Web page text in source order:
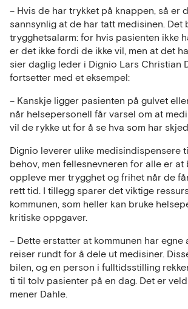
– Hvis de har trykket på knappen, så er
sannsynlig at de har tatt medisinen. Det
trygghetsalarm: for hvis pasienten ikke
er det ikke fordi de ikke vil, men at det
sier daglig leder i Dignio Lars Christian
fortsetter med et eksempel:
– Kanskje ligger pasienten på gulvet
når helsepersonell får varsel om at
vil de rykke ut for å se hva som har
Dignio leverer ulike medisindispensere
behov, men fellesnevneren for alle er at
oppleve mer trygghet og frihet når de
rett tid. I tillegg sparer det viktige
kommunen, som heller kan bruke
kritiske oppgaver.
– Dette erstatter at kommunen har egne
reiser rundt for å dele ut medisiner.
bilen, og en person i fulltidsstilling
ti til tolv pasienter på en dag. Det er
mener Dahle.